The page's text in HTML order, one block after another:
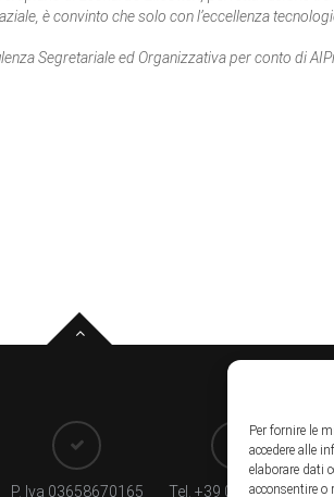
Per fornire le
accedere alle
elaborare dati
acconsentire o
è convinto che solo con l’eccellenza
Segretariale ed Organizzativa per conto di
P. Iva 03658670165 Tel. +39 035237666